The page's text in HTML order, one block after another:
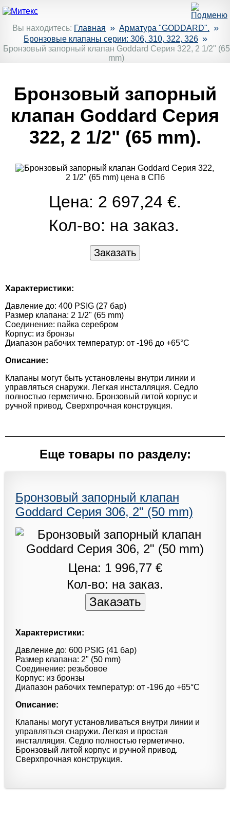
Вы находитесь: Главная » Арматура "GODDARD". »
Бронзовые клапаны серии: 306, 310, 322, 326 »
Бронзовый запорный клапан Goddard Серия 322, 2 1/2" (65
mm)
Бронзовый запорный
клапан Goddard Серия
322, 2 1/2" (65 mm).
Цена: 2 697,24 €.
Кол-во: на заказ.
Характеристики:
Давление до: 400 PSIG (27 бар)
Размер клапана: 2 1/2" (65 mm)
Соединение: пайка серебром
Корпус: из бронзы
Диапазон рабочих температур: от -196 до +65°С
Описание:
Клапаны могут быть установлены внутри линии и
управляться снаружи. Легкая инсталляция. Седло
полностью герметично. Бронзовый литой корпус и
ручной привод. Сверхпрочная конструкция.
Еще товары по разделу:
Бронзовый запорный клапан
Goddard Серия 306, 2" (50 mm)
Цена: 1 996,77 €
Кол-во: на заказ.
Характеристики:
Давление до: 600 PSIG (41 бар)
Размер клапана: 2" (50 mm)
Соединение: резьбовое
Корпус: из бронзы
Диапазон рабочих температур: от -196 до +65°С
Описание:
Клапаны могут установливаться внутри линии и
управляться снаружи. Легкая и простая
инсталляция. Седло полностью герметично.
Бронзовый литой корпус и ручной привод.
Сверхпрочная конструкция.